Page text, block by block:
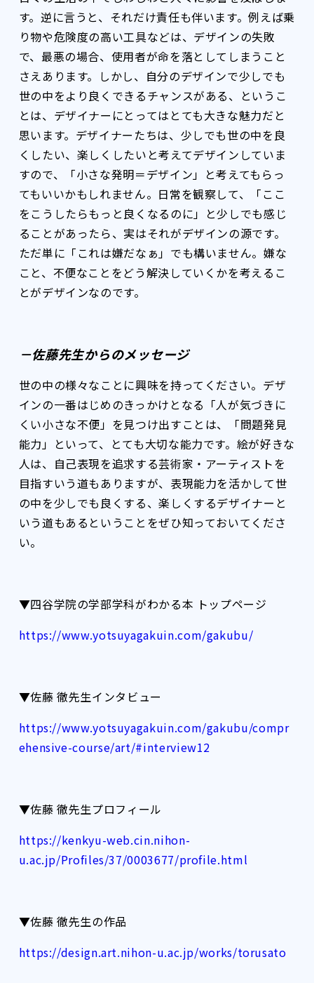
す。逆に言うと、それだけ責任も伴います。例えば乗
り物や危険度の高い工具などは、デザインの失敗
で、最悪の場合、使用者が命を落としてしまうこと
さえあります。しかし、自分のデザインで少しでも
世の中をより良くできるチャンスがある、というこ
とは、デザイナーにとってはとても大きな魅力だと
思います。デザイナーたちは、少しでも世の中を良
くしたい、楽しくしたいと考えてデザインしていま
すので、「小さな発明＝デザイン」と考えてもらっ
てもいいかもしれません。日常を観察して、「ここ
をこうしたらもっと良くなるのに」と少しでも感じ
ることがあったら、実はそれがデザインの源です。
ただ単に「これは嫌だなぁ」でも構いません。嫌な
こと、不便なことをどう解決していくかを考えるこ
とがデザインなのです。
－佐藤先生からのメッセージ
世の中の様々なことに興味を持ってください。デザ
インの一番はじめのきっかけとなる「人が気づきに
くい小さな不便」を見つけ出すことは、「問題発見
能力」といって、とても大切な能力です。絵が好きな
人は、自己表現を追求する芸術家・アーティストを
目指すいう道もありますが、表現能力を活かして世
の中を少しでも良くする、楽しくするデザイナーと
いう道もあるということをぜひ知っておいてくださ
い。
▼四谷学院の学部学科がわかる本 トップページ
https://www.yotsuyagakuin.com/gakubu/
▼佐藤 徹先生インタビュー
https://www.yotsuyagakuin.com/gakubu/compr
ehensive-course/art/#interview12
▼佐藤 徹先生プロフィール
https://kenkyu-web.cin.nihon-
u.ac.jp/Profiles/37/0003677/profile.html
▼佐藤 徹先生の作品
https://design.art.nihon-u.ac.jp/works/torusato